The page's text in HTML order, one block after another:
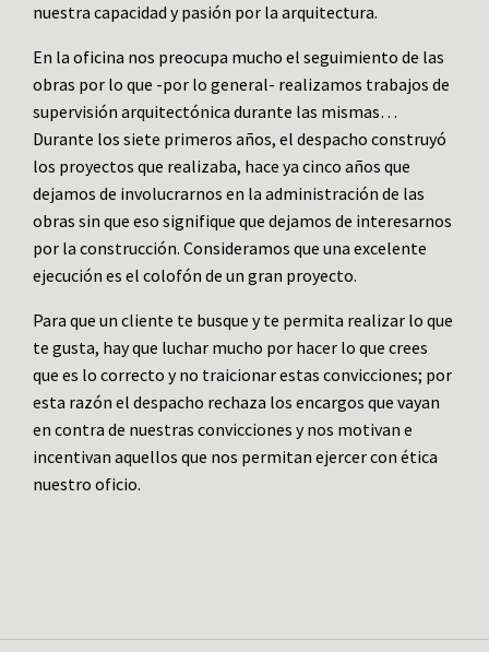
nuestra capacidad y pasión por la arquitectura.
En la oficina nos preocupa mucho el seguimiento de las
obras por lo que -por lo general- realizamos trabajos de
supervisión arquitectónica durante las mismas…
Durante los siete primeros años, el despacho construyó
los proyectos que realizaba, hace ya cinco años que
dejamos de involucrarnos en la administración de las
obras sin que eso signifique que dejamos de interesarnos
por la construcción. Consideramos que una excelente
ejecución es el colofón de un gran proyecto.
Para que un cliente te busque y te permita realizar lo que
te gusta, hay que luchar mucho por hacer lo que crees
que es lo correcto y no traicionar estas convicciones; por
esta razón el despacho rechaza los encargos que vayan
en contra de nuestras convicciones y nos motivan e
incentivan aquellos que nos permitan ejercer con ética
nuestro oficio.